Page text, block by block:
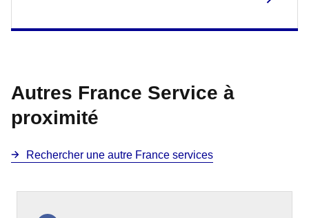
Autres France Service à
proximité
Rechercher une autre France services